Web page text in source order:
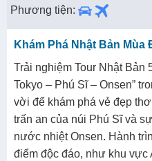
Phương tiện:
Khám Phá Nhật Bản
Trải nghiệm Tour Nhật Bản
Tokyo – Phú Sĩ – Onsen”
vời để khám phá vẻ đẹp
trấn an của núi Phú Sĩ và
nước nhiệt Onsen. Hành
điểm độc đáo, như khu